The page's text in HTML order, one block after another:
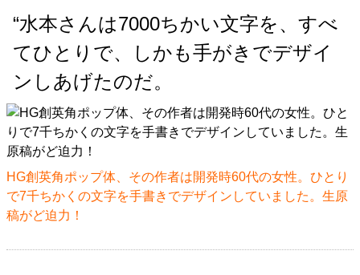
“水本さんは7000ちかい文字を、すべ
てひとりで、しかも手がきでデザイ
ンしあげたのだ。
HG創英角ポップ体、その作者は開発時60代の女性。ひとり
で7千ちかくの文字を手書きでデザインしていました。生原
稿がど迫力！